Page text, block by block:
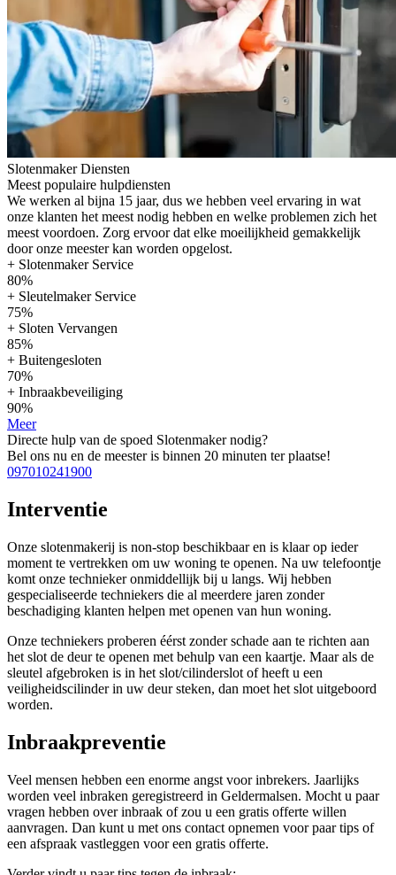
Slotenmaker Diensten
Meest populaire hulpdiensten
We werken al bijna 15 jaar, dus we hebben veel ervaring in wat
onze klanten het meest nodig hebben en welke problemen zich het
meest voordoen. Zorg ervoor dat elke moeilijkheid gemakkelijk
door onze meester kan worden opgelost.
+ Slotenmaker Service
80%
+ Sleutelmaker Service
75%
+ Sloten Vervangen
85%
+ Buitengesloten
70%
+ Inbraakbeveiliging
90%
Meer
Directe hulp van de spoed Slotenmaker nodig?
Bel ons nu en de meester is binnen 20 minuten ter plaatse!
097010241900
Interventie
Onze slotenmakerij is non-stop beschikbaar en is klaar op ieder
moment te vertrekken om uw woning te openen. Na uw telefoontje
komt onze technieker onmiddellijk bij u langs. Wij hebben
gespecialiseerde techniekers die al meerdere jaren zonder
beschadiging klanten helpen met openen van hun woning.
Onze techniekers proberen éérst zonder schade aan te richten aan
het slot de deur te openen met behulp van een kaartje. Maar als de
sleutel afgebroken is in het slot/cilinderslot of heeft u een
veiligheidscilinder in uw deur steken, dan moet het slot uitgeboord
worden.
Inbraakpreventie
Veel mensen hebben een enorme angst voor inbrekers. Jaarlijks
worden veel inbraken geregistreerd in Geldermalsen. Mocht u paar
vragen hebben over inbraak of zou u een gratis offerte willen
aanvragen. Dan kunt u met ons contact opnemen voor paar tips of
een afspraak vastleggen voor een gratis offerte.